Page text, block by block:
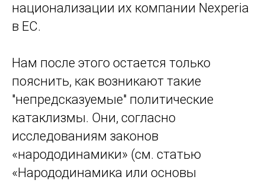
национализации их компании Nexperia
в ЕС.
Нам после этого остается только
пояснить, как возникают такие
"непредсказуемые" политические
катаклизмы. Они, согласно
исследованиям законов
«народодинамики» (см. статью
«Народодинамика или основы